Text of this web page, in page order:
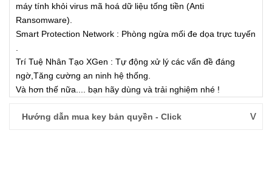
máy tính khỏi virus mã hoá dữ liệu tống tiền (Anti
Ransomware).
Smart Protection Network : Phòng ngừa mối đe dọa trực tuyến
Trí Tuệ Nhân Tạo XGen : Tự động xử lý các vấn đề đáng
ngờ,Tăng cường an ninh hệ thống.
Và hơn thế nữa.... bạn hãy dùng và trải nghiệm nhé !
Hướng dẫn mua key bản quyền - Click